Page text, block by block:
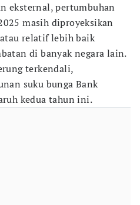
eksternal, pertumbuhan
masih diproyeksikan
relatif lebih baik
di banyak negara lain.
terkendali,
suku bunga Bank
kedua tahun ini.